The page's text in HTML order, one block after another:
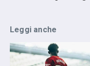
Leggi anche